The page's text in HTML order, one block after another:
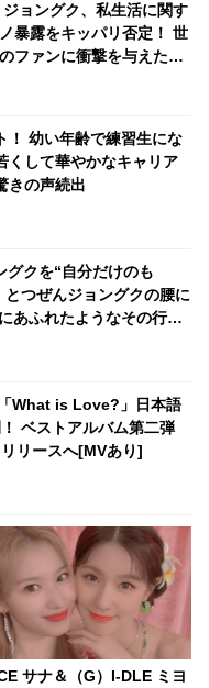
ジョングク、私生活に関す
暴露をキッパリ否定！ 世
ファンに衝撃を与えたエ
と反論しながらも素直に認
まう彼の釈明がかわいす
！ 幼い年齢で練習生にな
くして華やかなキャリア
きの声続出
グクを“自分だけのも
つぜんジョングクの腰に
あふれたようなその行動
What is Love?」日本語
ベストアルバム第二弾
リースへ[MVあり]
サナ＆（G）I-DLE ミヨ